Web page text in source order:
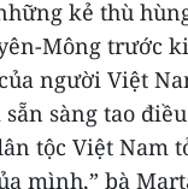
kẻ thù
Mông trước
người Việt
sàng tao
tộc Việt Nam
mình,” bà